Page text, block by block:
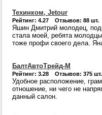
Техинком, Jetour
Рейтинг: 4.27 Отзывов: 88 шт.
Яшин Дмитрий молодец,
стала моей, ребята
тоже профи своего дела.
БалтАвтоТрейд-М
Рейтинг: 3.28 Отзывов: 375 шт.
Удобное расположение,
отношение, ни чего не
данный салон.